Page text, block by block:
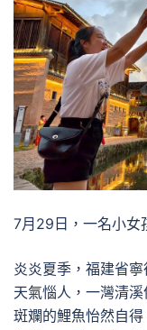
7月29日，一名小女
炎炎夏季，福建省
天氣惱人，一灣清
斑斕的鯉魚怡然自